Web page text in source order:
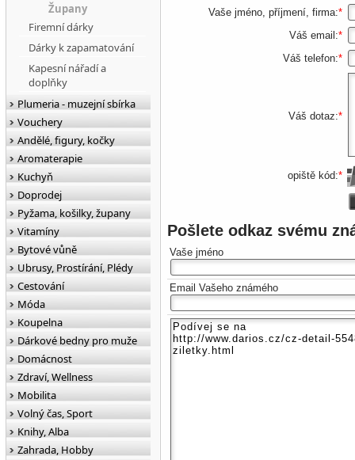
Vaše jméno, příjmení, firma:*
Váš email:*
Váš telefon:*
Váš dotaz:*
opiště kód:*
Pošlete odkaz svému
Vaše jméno
Email Vašeho známého
Župany
Firemní dárky
Dárky k zapamatování
Kapesní nářadí a
doplňky
Plumeria - muzejní sbírka
Vouchery
Andělé, figury, kočky
Aromaterapie
Kuchyň
Doprodej
Pyžama, košilky, župany
Vitamíny
Bytové vůně
Ubrusy, Prostírání, Plédy
Cestování
Móda
Koupelna
Dárkové bedny pro muže
Domácnost
Zdraví, Wellness
Mobilita
Volný čas, Sport
Knihy, Alba
Zahrada, Hobby